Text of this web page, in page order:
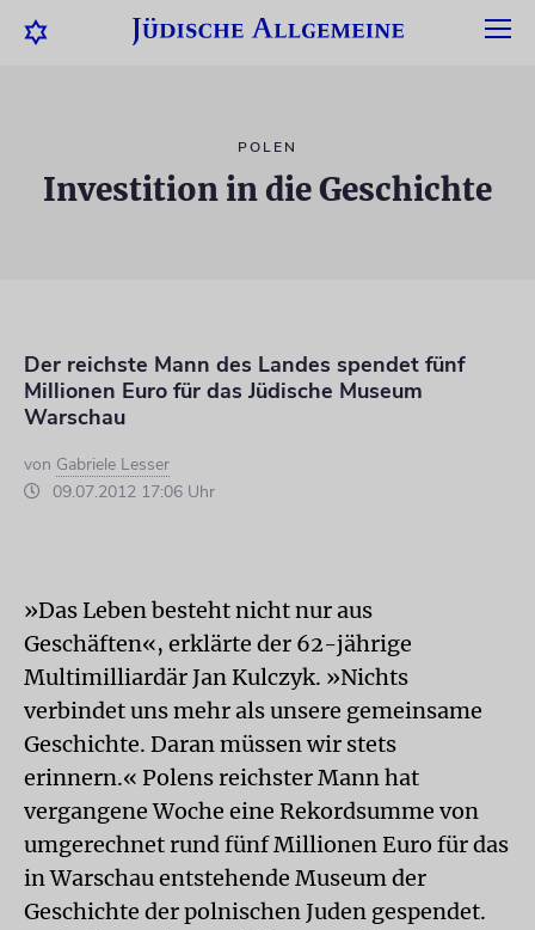
POLEN
Investition in die Geschichte
Der reichste Mann des Landes spendet fünf
Millionen Euro für das Jüdische Museum
Warschau
von Gabriele Lesser
09.07.2012 17:06 Uhr
»Das Leben besteht nicht nur aus
Geschäften«, erklärte der 62-jährige
Multimilliardär Jan Kulczyk. »Nichts
verbindet uns mehr als unsere gemeinsame
Geschichte. Daran müssen wir stets
erinnern.« Polens reichster Mann hat
vergangene Woche eine Rekordsumme von
umgerechnet rund fünf Millionen Euro für das
in Warschau entstehende Museum der
Geschichte der polnischen Juden gespendet.